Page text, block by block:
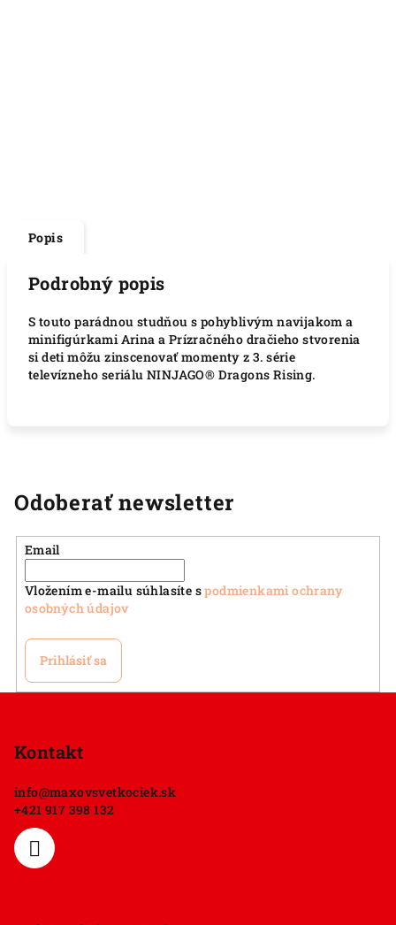
Popis
Podrobný popis
S touto parádnou studňou s pohyblivým navijakom a
minifigúrkami Arina a Prízračného dračieho stvorenia
si deti môžu zinscenovať momenty z 3. série
televízneho seriálu NINJAGO® Dragons Rising.
Odoberať newsletter
Email
Vložením e-mailu súhlasíte spodmienkami ochrany
osobných údajov
Prihlásiť sa
Kontakt
info@maxovsvetkociek.sk
+421 917 398 132